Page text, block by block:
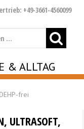
+49-3661-4560099
& ALLTAG
frei
ULTRASOFT,